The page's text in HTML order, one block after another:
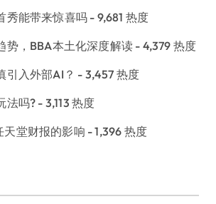
秀能带来惊喜吗 - 9,681 热度
势，BBA本土化深度解读 - 4,379 热度
引入外部AI？ - 3,457 热度
法吗? - 3,113 热度
堂财报的影响 - 1,396 热度